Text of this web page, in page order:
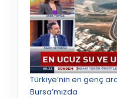
Türkiye’nin en genç
Bursa’mızda